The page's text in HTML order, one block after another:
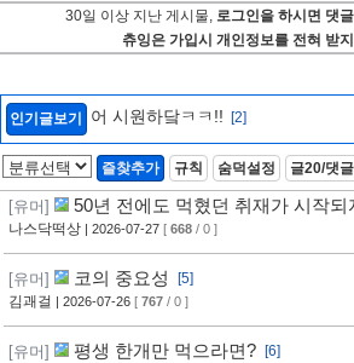
30일 이상 지난 게시물, 로그인을 하시면 댓
츄잉은 가입시 개인정보를 전혀 받
인기글보기 어 시원하닼ㅋㅋ!! [2]
즐찾추가 규칙 숨덕설정 글20/댓
[유머] 50년 전에도 먹혔던 취재가 시작되
나스닥떡상 | 2026-07-27 [ 668 / 0 ]
[유머] 코의 중요성
[5]
김괘걸 | 2026-07-26 [ 767 / 0 ]
[유머] 평생 한개만 먹으라면?
[6]